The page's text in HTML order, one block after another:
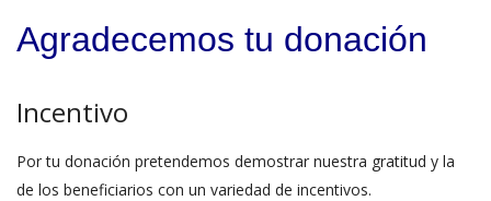
Agradecemos tu donación
Incentivo
Por tu donación pretendemos demostrar nuestra gratitud y la
de los beneficiarios con un variedad de incentivos.